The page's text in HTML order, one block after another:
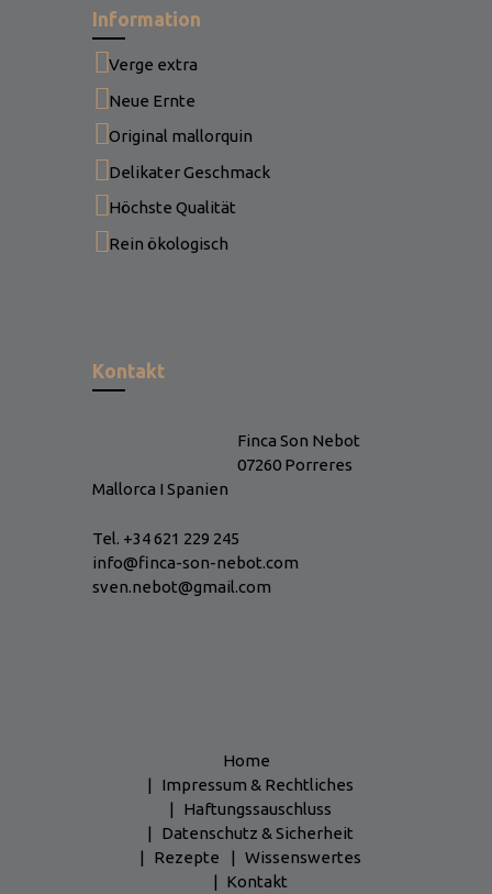
Information
Verge extra
Neue Ernte
Original mallorquin
Delikater Geschmack
Höchste Qualität
Rein ökologisch
Kontakt
Finca Son Nebot
07260 Porreres
Mallorca I Spanien
Tel. +34 621 229 245
info@finca-son-nebot.com
sven.nebot@gmail.com
Home
Impressum & Rechtliches
Haftungssauschluss
Datenschutz & Sicherheit
Rezepte
Wissenswertes
Kontakt